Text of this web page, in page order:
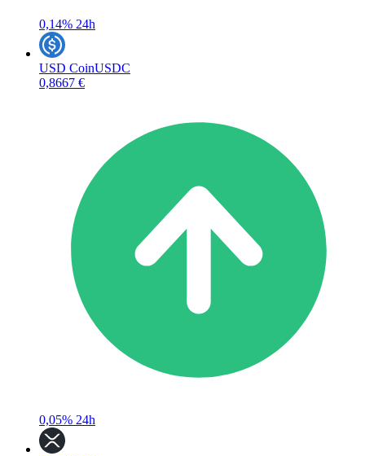
0,14% 24h
USD CoinUSDC
0,8667 €
0,05% 24h